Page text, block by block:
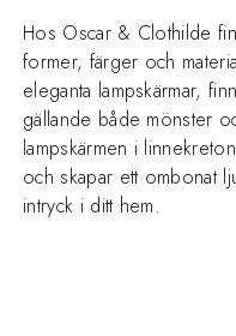
Hos Oscar & Clothilde
former, färger och
eleganta lampskärmar,
gällande både mönster
lampskärmen i
och skapar ett ombonat
intryck i ditt hem.